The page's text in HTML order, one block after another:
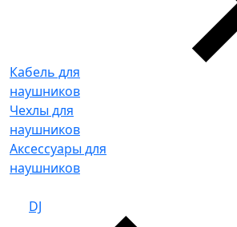
Кабель для
наушников
Чехлы для
наушников
Аксессуары для
наушников
DJ